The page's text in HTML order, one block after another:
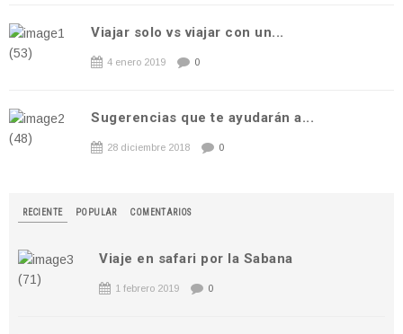
Viajar solo vs viajar con un...
4 enero 2019 0
Sugerencias que te ayudarán a...
28 diciembre 2018 0
RECIENTE POPULAR COMENTARIOS
Viaje en safari por la Sabana
1 febrero 2019 0